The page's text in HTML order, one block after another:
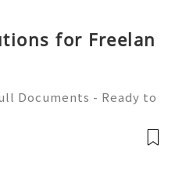
for Freelan
Documents - Ready to
📧 Email: